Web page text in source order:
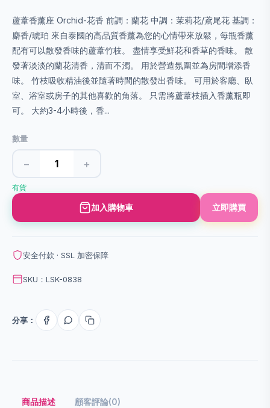
蘆葦香薰座 Orchid-花香 前調：蘭花 中調：茉莉花/鳶尾花 基調：
麝香/琥珀 來自泰國的高品質香薰為您的心情帶來放鬆，每瓶香薰
配有可以散發香味的蘆葦竹枝。 盡情享受鮮花和香草的香味。 散
發著淡淡的蘭花清香，清而不濁。 用於營造氛圍並為房間增添香
味。 竹枝吸收精油後並隨著時間的散發出香味。 可用於客廳、臥
室、浴室或房子的其他喜歡的角落。 只需將蘆葦枝插入香薰瓶即
可。 大約3-4小時後，香...
數量
− +
有貨
加入購物車 立即購買
安全付款 · SSL 加密保障
SKU：LSK-0838
分享：
商品描述 顧客評論(0)